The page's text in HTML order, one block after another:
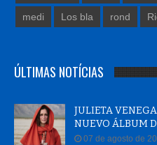
medi Los bla rond
ÚLTIMAS NOTÍCIAS
JULIETA
NUEVO ÁLBUM
07 de agosto de